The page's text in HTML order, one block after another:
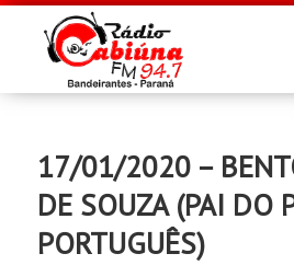
17/01/2020 –
DE SOUZA (PAI DO
PORTUGUÊS)